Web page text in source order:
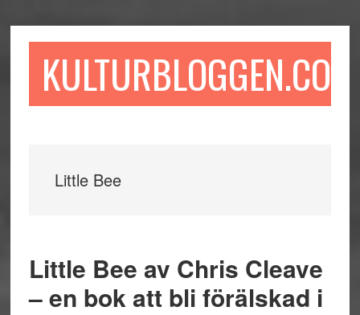
till
till
sidofältet
till
KULTURBLOGGEN.COM
Little Bee
Little Bee av Chris Cleave
– en bok att bli förälskad i